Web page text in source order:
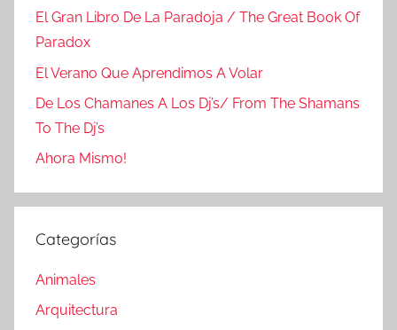
El Gran Libro De La Paradoja / The Great Book Of
Paradox
El Verano Que Aprendimos A Volar
De Los Chamanes A Los Dj’s/ From The Shamans
To The Dj’s
Ahora Mismo!
Categorías
Animales
Arquitectura